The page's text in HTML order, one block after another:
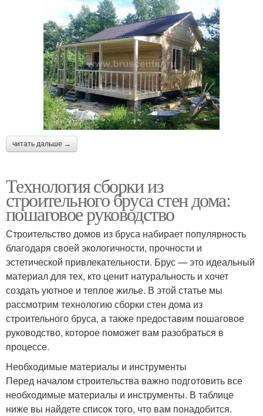
читать дальше →
Технология сборки из
строительного бруса стен дома:
пошаговое руководство
Строительство домов из бруса набирает популярность
благодаря своей экологичности, прочности и
эстетической привлекательности. Брус — это идеальный
материал для тех, кто ценит натуральность и хочет
создать уютное и теплое жилье. В этой статье мы
рассмотрим технологию сборки стен дома из
строительного бруса, а также предоставим пошаговое
руководство, которое поможет вам разобраться в
процессе.
Необходимые материалы и инструменты
Перед началом строительства важно подготовить все
необходимые материалы и инструменты. В таблице
ниже вы найдете список того, что вам понадобится.